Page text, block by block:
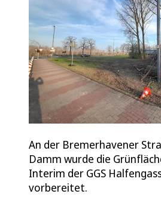
An der Bremerhavener
Damm wurde die
Interim der GGS
vorbereitet.